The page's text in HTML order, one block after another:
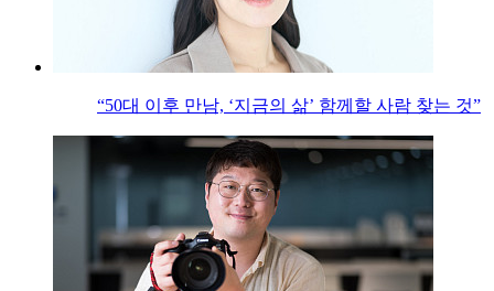
“50대 이후 만남, ‘지금의 삶’ 함께할 사람 찾는 것”